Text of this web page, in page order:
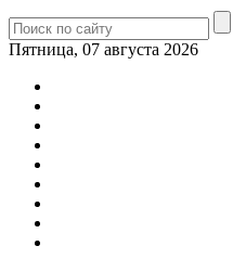
Пятница, 07 августа 2026